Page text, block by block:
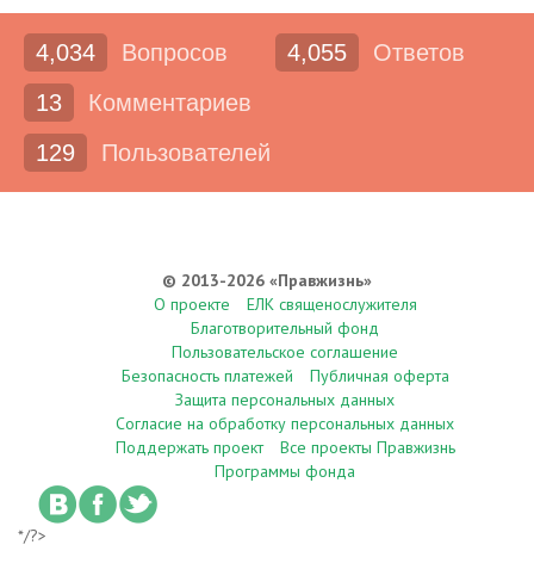
4,034 Вопросов 4,055
Ответов
13
Комментариев
129
Пользователей
© 2013-2026 «Правжизнь»
О проекте
ЕЛК священослужителя
Благотворительный фонд
Пользовательское соглашение
Безопасность платежей
Публичная оферта
Защита персональных данных
Согласие на обработку персональных данных
Поддержать проект
Все проекты Правжизнь
Программы фонда
*/?>